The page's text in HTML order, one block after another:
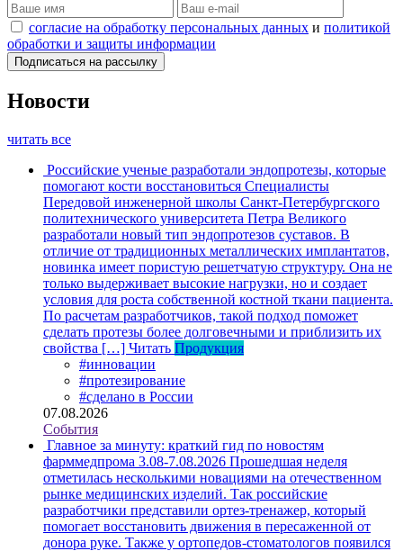
согласие на обработку персональных данных и политикой
обработки и защиты информации
Новости
читать все
Российские ученые разработали эндопротезы, которые
помогают кости восстановиться Специалисты
Передовой инженерной школы Санкт-Петербургского
политехнического университета Петра Великого
разработали новый тип эндопротезов суставов. В
отличие от традиционных металлических имплантатов,
новинка имеет пористую решетчатую структуру. Она не
только выдерживает высокие нагрузки, но и создает
условия для роста собственной костной ткани пациента.
По расчетам разработчиков, такой подход поможет
сделать протезы более долговечными и приблизить их
свойства […] Читать Продукция
#инновации
#протезирование
#сделано в России
07.08.2026
События
Главное за минуту: краткий гид по новостям
фарммедпрома 3.08-7.08.2026 Прошедшая неделя
отметилась несколькими новациями на отечественном
рынке медицинских изделий. Так российские
разработчики представили ортез-тренажер, который
помогает восстановить движения в пересаженной от
донора руке. Также у ортопедов-стоматологов появился